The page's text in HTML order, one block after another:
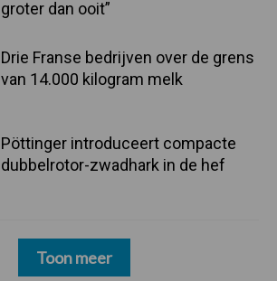
groter dan ooit”
Drie Franse bedrijven over de grens
van 14.000 kilogram melk
Pöttinger introduceert compacte
dubbelrotor-zwadhark in de hef
Toon meer